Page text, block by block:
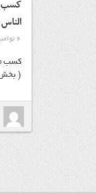
کسب
6 نوامبر 2014
کسب
(